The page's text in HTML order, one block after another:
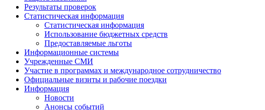
Результаты проверок
Статистическая информация
Статистическая информация
Использование бюджетных средств
Предоставляемые льготы
Информационные системы
Учрежденные СМИ
Участие в программах и международное сотрудничество
Официальные визиты и рабочие поездки
Информация
Новости
Анонсы событий